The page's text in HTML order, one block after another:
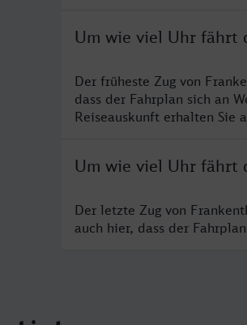
Um wie viel Uhr fährt
Der früheste Zug von
dass der Fahrplan sich an
Reiseauskunft erhalten Sie
Um wie viel Uhr fährt
Der letzte Zug von
auch hier, dass der